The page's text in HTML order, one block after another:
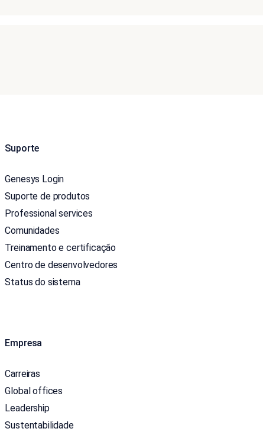
Suporte
Genesys Login
Suporte de produtos
Professional services
Comunidades
Treinamento e certificação
Centro de desenvolvedores
Status do sistema
Empresa
Carreiras
Global offices
Leadership
Sustentabilidade